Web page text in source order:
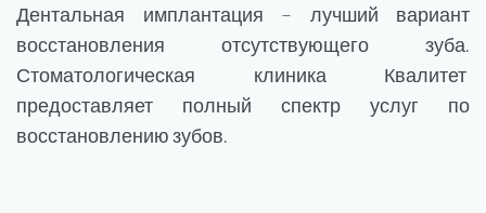
Дентальная имплантация – лучший вариант
восстановления отсутствующего зуба.
Стоматологическая клиника Квалитет
предоставляет полный спектр услуг по
восстановлению зубов.